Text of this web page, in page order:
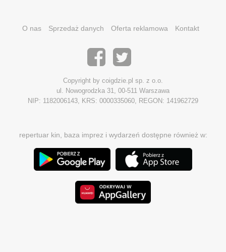
O nas Sprzedaż danych Oferta reklamowa Kontakt
Copyright by coigdzie.pl sp. z o.o.
ul. Nowogrodzka 31, 00-511 Warszawa
NIP: 1182006143, KRS: 0000335060, REGON: 141962729
repertuar kin, baza imprez i wydarzeń dostępne również w: